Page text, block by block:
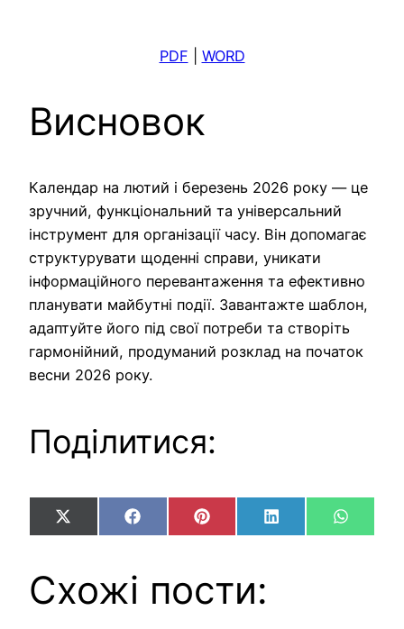
PDF WORD
Висновок
Календар на лютий і березень 2026 року — це
зручний, функціональний та універсальний
інструмент для організації часу. Він допомагає
структурувати щоденні справи, уникати
інформаційного перевантаження та ефективно
планувати майбутні події. Завантажте шаблон,
адаптуйте його під свої потреби та створіть
гармонійний, продуманий розклад на початок
весни 2026 року.
Поділитися:
Share
on
X
(Twitter)
Share
on
FacebookShare
on
Pinterest Share
on
LinkedIn Share
on
Схожі пости: